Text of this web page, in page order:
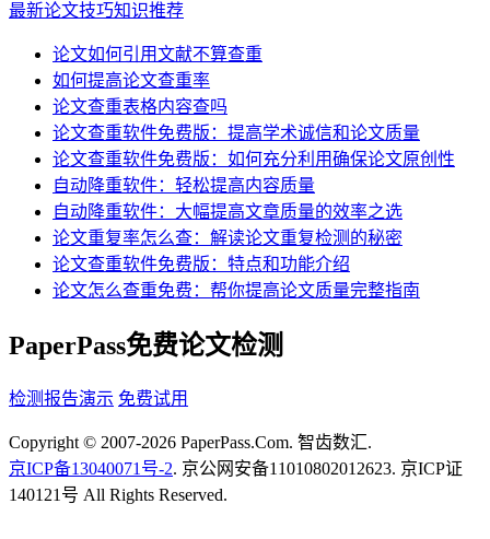
最新论文技巧知识推荐
论文如何引用文献不算查重
如何提高论文查重率
论文查重表格内容查吗
论文查重软件免费版：提高学术诚信和论文质量
论文查重软件免费版：如何充分利用确保论文原创性
自动降重软件：轻松提高内容质量
自动降重软件：大幅提高文章质量的效率之选
论文重复率怎么查：解读论文重复检测的秘密
论文查重软件免费版：特点和功能介绍
论文怎么查重免费：帮你提高论文质量完整指南
PaperPass免费论文检测
检测报告演示 免费试用
Copyright © 2007-2026 PaperPass.Com. 智齿数汇.
京ICP备13040071号-2. 京公网安备11010802012623. 京ICP证
140121号 All Rights Reserved.